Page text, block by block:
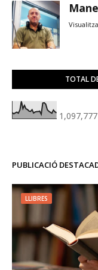
TOTAL
1,097,777
PUBLICACIÓ
LLIBRES